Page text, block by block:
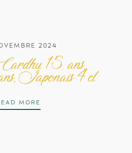
2024
15 ans,
Japonais 4cl
MORE